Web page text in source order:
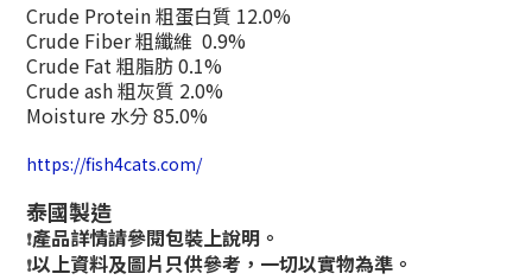
Crude Protein 粗蛋白質 12.0%
Crude Fiber 粗纖維 0.9%
Crude Fat 粗脂肪 0.1%
Crude ash 粗灰質 2.0%
Moisture 水分 85.0%
https://fish4cats.com/
泰國製造
❗產品詳情請參閱包裝上說明。
❗以上資料及圖片只供參考，一切以實物為準。